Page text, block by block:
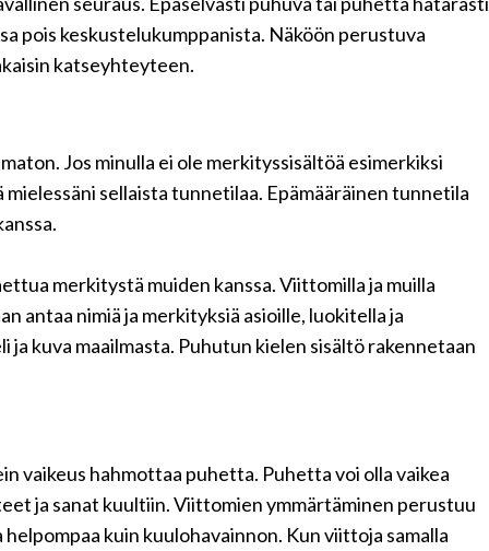
pois keskustelukumppanista. Näköön perustuva
katseyhteyteen.
Jos minulla ei ole merkityssisältöä esimerkiksi
mielessäni sellaista tunnetilaa. Epämääräinen tunnetila
merkitystä muiden kanssa. Viittomilla ja muilla
antaa nimiä ja merkityksiä asioille, luokitella ja
kuva maailmasta. Puhutun kielen sisältö rakennetaan
vaikeus hahmottaa puhetta. Puhetta voi olla vaikea
ja sanat kuultiin. Viittomien ymmärtäminen perustuu
kuin kuulohavainnon. Kun viittoja samalla